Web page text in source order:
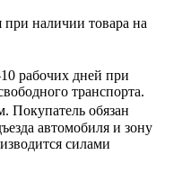
при наличии товара на
рабочих дней при
транспорта.
Покупатель обязан
автомобиля и зону
силами